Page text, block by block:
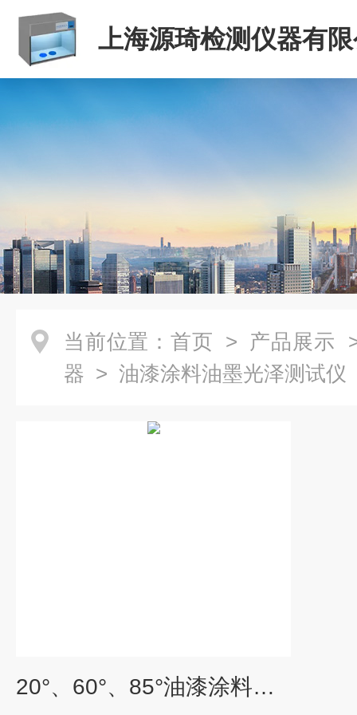
上海源琦检测仪器有
当前位置： 首页 > 产品展示
器 > 油漆涂料油墨光泽测试仪
20°、60°、85°油漆涂料油墨专光泽度测试仪